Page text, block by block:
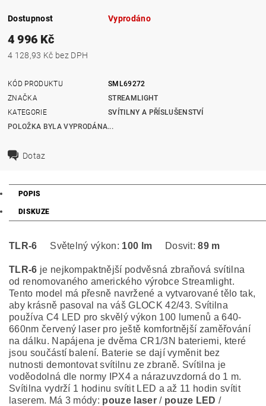
Dostupnost Vyprodáno
4 996 Kč
4 128,93 Kč bez DPH
KÓD PRODUKTU
SML69272
ZNAČKA
STREAMLIGHT
KATEGORIE
SVÍTILNY A PŘÍSLUŠENSTVÍ
POLOŽKA BYLA VYPRODÁNA...
Dotaz
POPIS
DISKUZE
TLR-6 Světelný výkon: 100 lm Dosvit:89 m
TLR-6 je nejkompaktnější podvěsná zbraňová svítilna
od renomovaného amerického výrobce Streamlight.
Tento model má přesně navržené a vytvarované tělo tak,
aby krásně pasoval na váš GLOCK 42/43. Svítilna
používa C4 LED pro skvělý výkon 100 lumenů a 640-
660nm červený laser pro ještě komfortnější zaměřování
na dálku. Napájena je dvěma CR1/3N bateriemi, které
jsou součástí balení. Baterie se dají vyměnit bez
nutnosti demontovat svítilnu ze zbraně. Svítilna je
voděodolná dle normy IPX4 a nárazuvzdorná do 1 m.
Svítilna vydrží 1 hodinu svítit LED a až 11 hodin svítit
laserem. Má 3 módy: pouze laser/ pouze LED /